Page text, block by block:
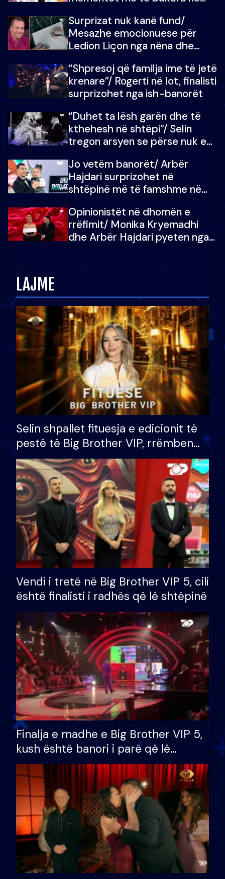
mungojë zilja e mëngjesit kur…
Surprizat nuk kanë fund/
Mesazhe emocionuese për
Ledion Liçon nga nëna dhe
mban dot lotët: Nuk meritoj…
“Shpresoj që familja ime të jetë
krenare”/ Rogerti në lot, finalisti
surprizohet nga ish-banorët
“Duhet ta lësh garën dhe të
kthehesh në shtëpi”/ Selin
tregon arsyen se përse nuk e
çoja luftën time deri në fund
Jo vetëm banorët/ Arbër
Hajdari surprizohet në
shtëpinë më të famshme në
vajzën e tij
Opinionistët në dhomën e
rrëfimit/ Monika Kryemadhi
dhe Arbër Hajdari pyeten nga
LAJME
Selin shpallet fituesja e edicionit të
pestë të Big Brother VIP, rrëmben
çmimin e madh prej 100 mijë eurosh
Vendi i tretë në Big Brother VIP 5, cili
është finalisti i radhës që lë shtëpinë
Finalja e madhe e Big Brother VIP 5,
kush është banori i parë që lë
shtëpinë dhe humb mundësinë për
të fituar çmimin e madh